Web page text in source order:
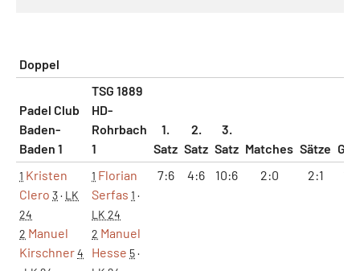
Doppel
Padel Club
Baden-
Baden 1
TSG 1889
HD-
Rohrbach
1
1.
Satz
2.
Satz
3.
Satz Matches Sätze
1 Kristen
Clero 3· LK
24
2 Manuel
Kirschner4
1 Florian
Serfas 1 ·
LK 24
2 Manuel
Hesse 5·
7:6 4:6 10:6 2:0 2:1